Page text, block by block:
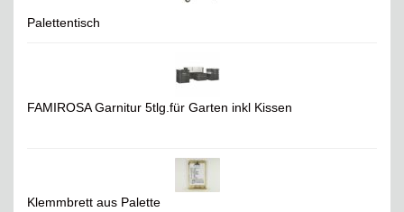
Palettentisch
FAMIROSA Garnitur 5tlg.für Garten inkl Kissen
Klemmbrett aus Palette